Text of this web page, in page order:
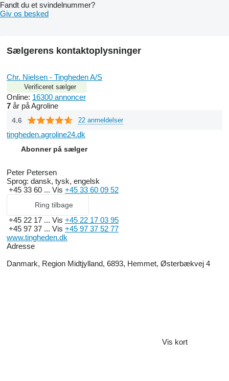
Fandt du et svindelnummer?
Giv os besked
Sælgerens kontaktoplysninger
Chr. Nielsen - Tingheden A/S
Verificeret sælger
Online: 16300 annoncer
7 år på Agroline
4.6 22 anmeldelser
tingheden.agroline24.dk
Abonner på sælger
Peter Petersen
Sprog: dansk, tysk, engelsk
+45 33 60 ... Vis +45 33 60 09 52
Ring tilbage
+45 22 17 ... Vis +45 22 17 03 95
+45 97 37 ... Vis +45 97 37 52 77
www.tingheden.dk
Adresse
Danmark, Region Midtjylland, 6893, Hemmet, Østerbækvej 4
Vis kort